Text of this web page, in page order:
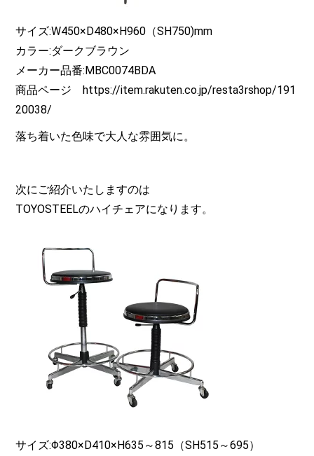
サイズ:W450×D480×H960（SH750)mm
カラー:ダークブラウン
メーカー品番:MBC0074BDA
商品ページ https://item.rakuten.co.jp/resta3rshop/191
20038/
落ち着いた色味で大人な雰囲気に。
次にご紹介いたしますのは
TOYOSTEELのハイチェアになります。
サイズ:Φ380×D410×H635～815（SH515～695）